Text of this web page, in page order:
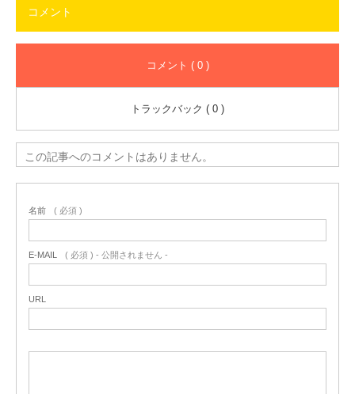
コメント
コメント ( 0 )
トラックバック ( 0 )
この記事へのコメントはありません。
名前 ( 必須 )
E-MAIL ( 必須 ) - 公開されません -
URL